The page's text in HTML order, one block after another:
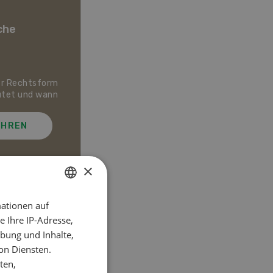
Rechtsform
und wann
FRENCH
×
auf
Ihre IP-Adresse,
und Inhalte,
Diensten.